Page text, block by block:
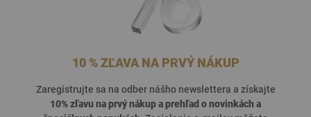
10 % ZĽAVA NA PRVÝ NÁKUP
Zaregistrujte sa na odber nášho newslettera a získajte
10% zľavu na prvý nákup a prehľad onovinkách a